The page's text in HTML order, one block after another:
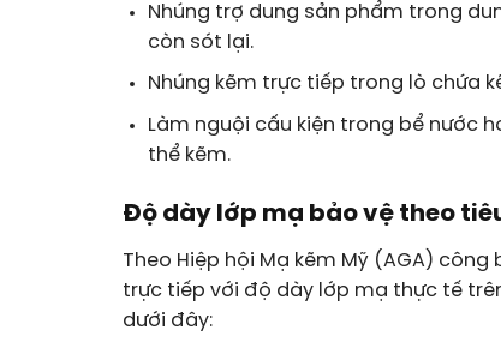
Nhúng trợ dung sản phẩm trong
còn sót lại.
Nhúng kẽm trực tiếp trong lò chứa
Làm nguội cấu kiện trong bể nước
thể kẽm.
Độ dày lớp mạ bảo vệ theo tiêu
Theo Hiệp hội Mạ kẽm Mỹ (AGA)
trực tiếp với độ dày lớp mạ thực tế
dưới đây: